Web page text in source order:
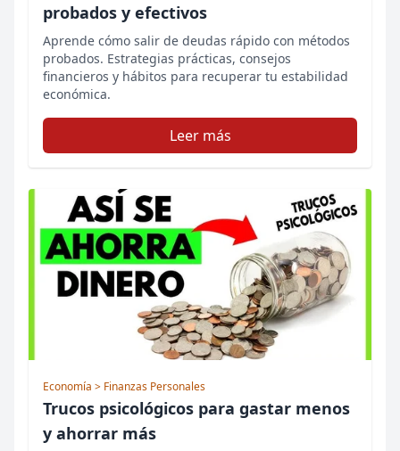
probados y efectivos
Aprende cómo salir de deudas rápido con métodos
probados. Estrategias prácticas, consejos
financieros y hábitos para recuperar tu estabilidad
económica.
Leer más
Economía > Finanzas Personales
Trucos psicológicos para gastar menos
y ahorrar más